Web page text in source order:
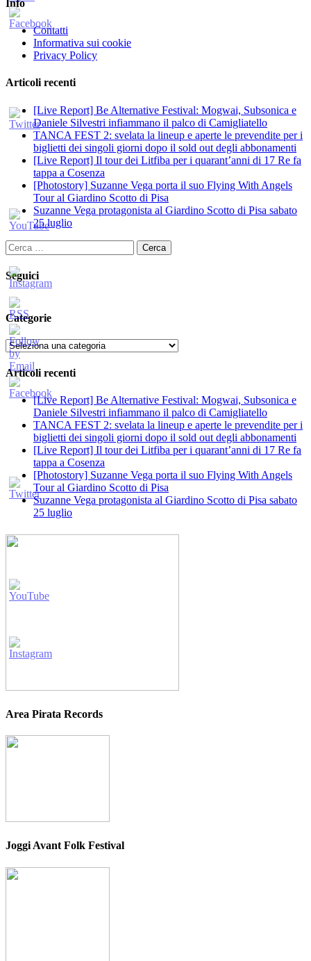
Info
Contatti
Informativa sui cookie
Privacy Policy
Articoli recenti
[Live Report] Be Alternative Festival: Mogwai, Subsonica e
Daniele Silvestri infiammano il palco di Camigliatello
TANCA FEST 2: svelata la lineup e aperte le prevendite per i
biglietti dei singoli giorni dopo il sold out degli abbonamenti
[Live Report] Il tour dei Litfiba per i quarant’anni di 17 Re fa
tappa a Cosenza
[Photostory] Suzanne Vega porta il suo Flying With Angels
Tour al Giardino Scotto di Pisa
Suzanne Vega protagonista al Giardino Scotto di Pisa sabato
25 luglio
Ricerca
per:
Seguici
Categorie
Categorie
Articoli recenti
[Live Report] Be Alternative Festival: Mogwai, Subsonica e
Daniele Silvestri infiammano il palco di Camigliatello
TANCA FEST 2: svelata la lineup e aperte le prevendite per i
biglietti dei singoli giorni dopo il sold out degli abbonamenti
[Live Report] Il tour dei Litfiba per i quarant’anni di 17 Re fa
tappa a Cosenza
[Photostory] Suzanne Vega porta il suo Flying With Angels
Tour al Giardino Scotto di Pisa
Suzanne Vega protagonista al Giardino Scotto di Pisa sabato
25 luglio
Area Pirata Records
Joggi Avant Folk Festival